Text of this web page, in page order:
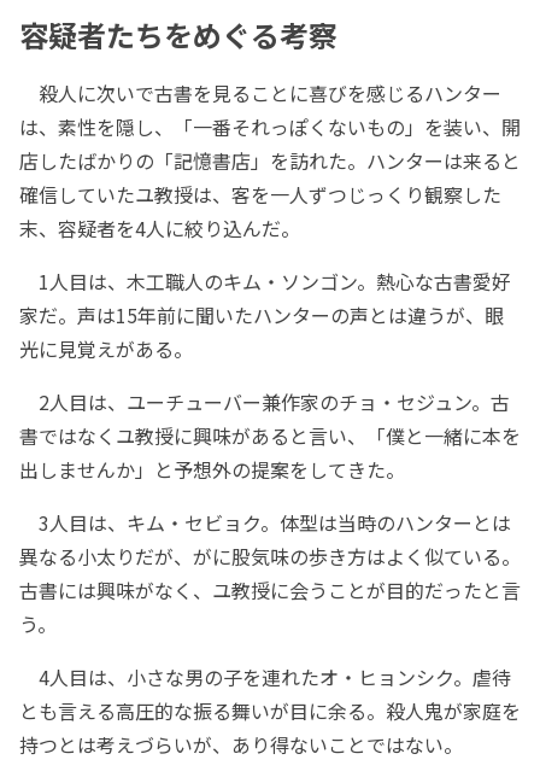
容疑者たちをめぐる考察
殺人に次いで古書を見ることに喜びを感じるハンター
は、素性を隠し、「一番それっぽくないもの」を装い、開
店したばかりの「記憶書店」を訪れた。ハンターは来ると
確信していたユ教授は、客を一人ずつじっくり観察した
末、容疑者を4人に絞り込んだ。
1人目は、木工職人のキム・ソンゴン。熱心な古書愛好
家だ。声は15年前に聞いたハンターの声とは違うが、眼
光に見覚えがある。
2人目は、ユーチューバー兼作家のチョ・セジュン。古
書ではなくユ教授に興味があると言い、「僕と一緒に本を
出しませんか」と予想外の提案をしてきた。
3人目は、キム・セビョク。体型は当時のハンターとは
異なる小太りだが、がに股気味の歩き方はよく似ている。
古書には興味がなく、ユ教授に会うことが目的だったと言
う。
4人目は、小さな男の子を連れたオ・ヒョンシク。虐待
とも言える高圧的な振る舞いが目に余る。殺人鬼が家庭を
持つとは考えづらいが、あり得ないことではない。